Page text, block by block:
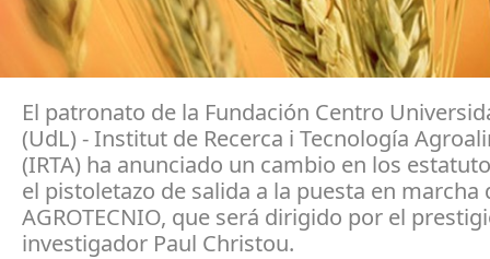
El patronato de la Fundación Centro
(UdL) - Institut de Recerca i Tecnología
(IRTA) ha anunciado un cambio en los
el pistoletazo de salida a la puesta en marcha
AGROTECNIO, que será dirigido por el
investigador Paul Christou.